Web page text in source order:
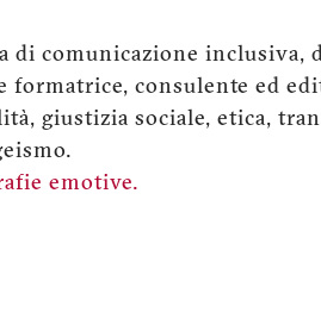
di comunicazione inclusiva,
formatrice, consulente ed
giustizia sociale, etica,
emotive.